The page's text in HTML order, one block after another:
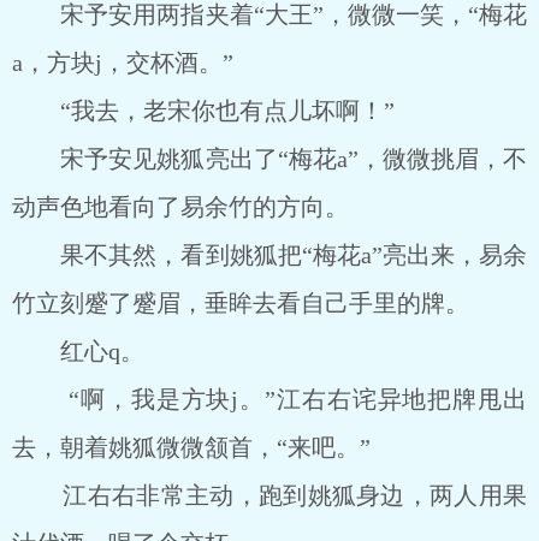
宋予安用两指夹着“大王”，微微一笑，“梅花
a，方块j，交杯酒。”
“我去，老宋你也有点儿坏啊！”
宋予安见姚狐亮出了“梅花a”，微微挑眉，不
动声色地看向了易余竹的方向。
果不其然，看到姚狐把“梅花a”亮出来，易余
竹立刻蹙了蹙眉，垂眸去看自己手里的牌。
红心q。
“啊，我是方块j。”江右右诧异地把牌甩出
去，朝着姚狐微微颔首，“来吧。”
江右右非常主动，跑到姚狐身边，两人用果